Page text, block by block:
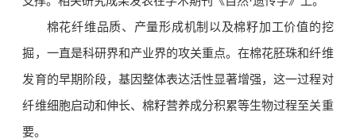
棉花纤维品质、产量形成机制以及棉籽加工价值的挖
掘，一直是科研界和产业界的攻关重点。在棉花胚珠和纤维
发育的早期阶段，基因整体表达活性显著增强，这一过程对
纤维细胞启动和伸长、棉籽营养成分积累等生物过程至关重
要。